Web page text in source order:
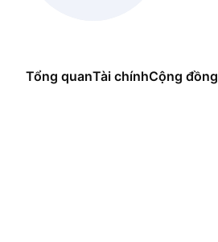
Tổng quanTài chínhCộng đồng